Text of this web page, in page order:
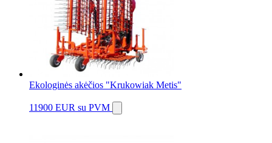
Ekologinės akėčios "Krukowiak Metis"
11900 EUR su PVM